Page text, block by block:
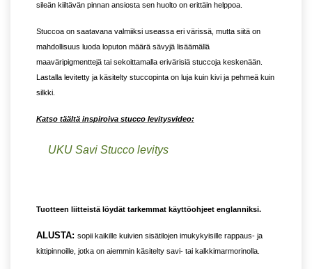
sileän kiiltävän pinnan ansiosta sen huolto on erittäin helppoa.
Stuccoa on saatavana valmiiksi useassa eri värissä, mutta siitä on
mahdollisuus luoda loputon määrä sävyjä lisäämällä
maaväripigmenttejä tai sekoittamalla erivärisiä stuccoja keskenään.
Lastalla levitetty ja käsitelty stuccopinta on luja kuin kivi ja pehmeä kuin
silkki.
Katso täältä inspiroiva stucco levitysvideo:
UKU Savi Stucco levitys
Tuotteen liitteistä löydät tarkemmat käyttöohjeet englanniksi.
ALUSTA: sopii kaikille kuivien sisätilojen imukykyisille rappaus- ja
kittipinnoille, jotka on aiemmin käsitelty savi- tai kalkkimarmorinolla.